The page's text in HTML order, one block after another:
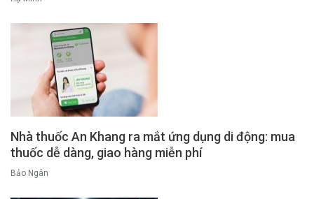
Nhà thuốc An Khang ra mắt ứng dụng di động: mua
thuốc dễ dàng, giao hàng miễn phí
Bảo Ngân